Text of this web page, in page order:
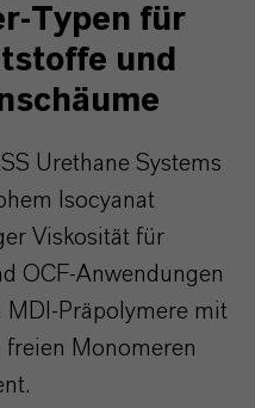
Typen für
und
Urethane Systems
Isocyanat
Viskosität für
OCF-Anwendungen
MDI-Präpolymere mit
Monomeren